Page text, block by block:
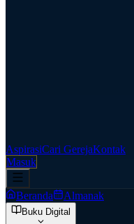
AspirasiCari GerejaKontak
Masuk
Beranda Almanak
Buku Digital